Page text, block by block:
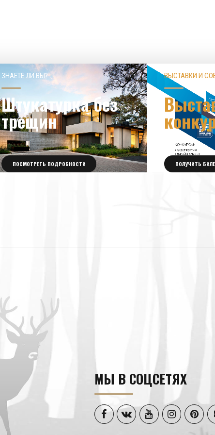
ЗНАЕТЕ ЛИ ВЫ?
Штукатурка без
трещин
ПОСМОТРЕТЬ ПОДРОБНОСТИ
ВЫСТАВКИ И
ПОЛУЧИТЬ
МЫ В СОЦСЕТЯХ